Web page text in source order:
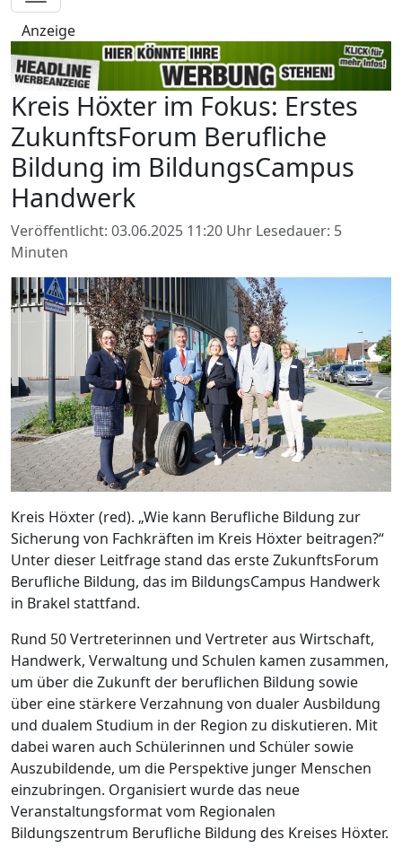
Anzeige
Kreis Höxter im Fokus: Erstes
ZukunftsForum Berufliche
Bildung im BildungsCampus
Handwerk
Veröffentlicht: 03.06.2025 11:20 Uhr Lesedauer: 5
Minuten
Kreis Höxter (red). „Wie kann Berufliche Bildung zur
Sicherung von Fachkräften im Kreis Höxter beitragen?“
Unter dieser Leitfrage stand das erste ZukunftsForum
Berufliche Bildung, das im BildungsCampus Handwerk
in Brakel stattfand.
Rund 50 Vertreterinnen und Vertreter aus Wirtschaft,
Handwerk, Verwaltung und Schulen kamen zusammen,
um über die Zukunft der beruflichen Bildung sowie
über eine stärkere Verzahnung von dualer Ausbildung
und dualem Studium in der Region zu diskutieren. Mit
dabei waren auch Schülerinnen und Schüler sowie
Auszubildende, um die Perspektive junger Menschen
einzubringen. Organisiert wurde das neue
Veranstaltungsformat vom Regionalen
Bildungszentrum Berufliche Bildung des Kreises Höxter.